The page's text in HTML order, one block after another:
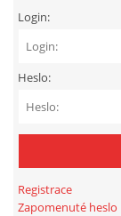
Login:
Heslo:
Registrace
Zapomenuté heslo